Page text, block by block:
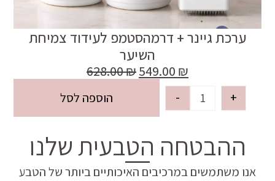
ערכת גיינר + דרמהסטמפ לעידוד צמיחת
השיער
628.00₪549.00 ₪
- + הוספה לסל
ההבטחה הטבעית שלנו
אנו משתמשים במרכיבים האיכותיים ביותר של הטבע